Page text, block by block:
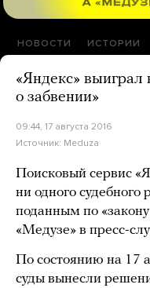
НОВОСТИ ИСТОРИИ
«Яндекс» выиграл
о забвении»
09:44, 17 августа 2016
Источник: Meduza
Поисковый сервис
ни одного судебного
поданным по
«Медузе» в пресс-
По состоянию на 17
суды вынесли